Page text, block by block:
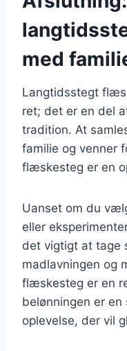
med
Langtidsstegt
ret; det er en del
tradition. At
familie og venner
flæskesteg er en
Uanset om du
eller
det vigtigt at tage
madlavningen og
flæskesteg er en
belønningen er
oplevelse, der vil